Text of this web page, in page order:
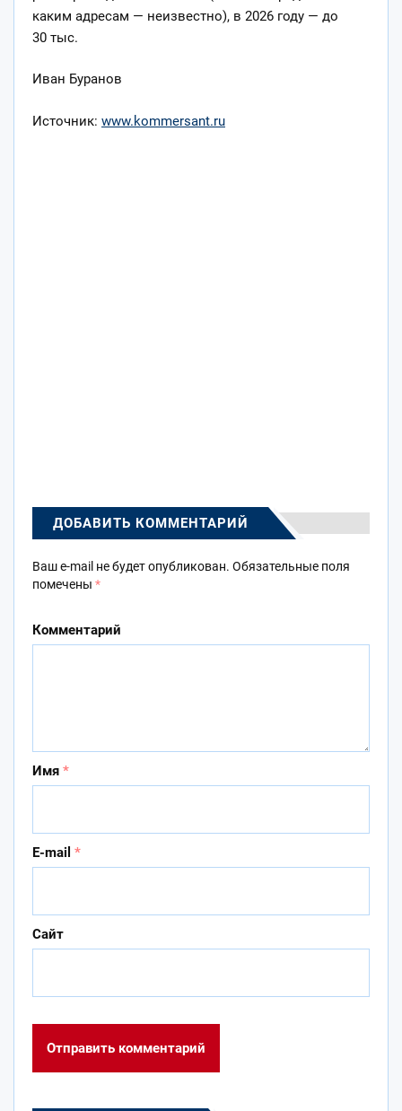
каким адресам — неизвестно), в 2026 году — до
30 тыс.
Иван Буранов
Источник: www.kommersant.ru
ДОБАВИТЬ КОММЕНТАРИЙ
Ваш e-mail не будет опубликован. Обязательные поля
помечены *
Комментарий
Имя *
E-mail *
Сайт